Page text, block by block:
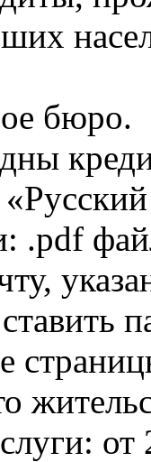
бюро.
.pdf
от